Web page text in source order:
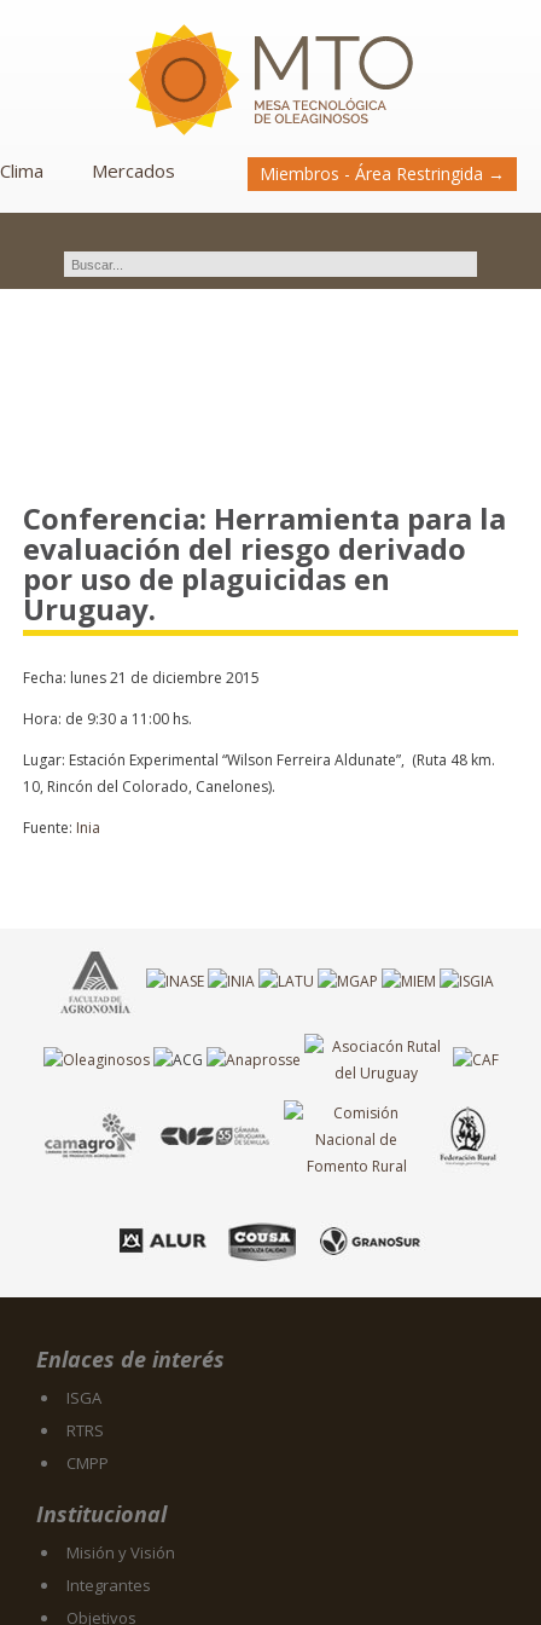
Clima Mercados Miembros - Área Restringida →
Conferencia: Herramienta para la
evaluación del riesgo derivado
por uso de plaguicidas en
Uruguay.
Fecha: lunes 21 de diciembre 2015
Hora: de 9:30 a 11:00 hs.
Lugar: Estación Experimental “Wilson Ferreira Aldunate”, (Ruta 48 km.
10, Rincón del Colorado, Canelones).
Fuente: Inia
Enlaces de interés
ISGA
RTRS
CMPP
Institucional
Misión y Visión
Integrantes
Objetivos